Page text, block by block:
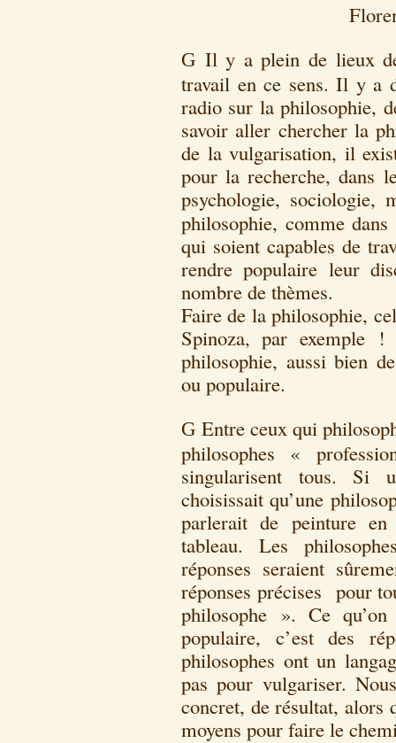
G Il y a plein de lieux
travail en ce sens. Il y a
radio sur la philosophie,
savoir aller chercher la
de la vulgarisation, il
pour la recherche, dans
psychologie, sociologie,
philosophie, comme
qui soient capables de
rendre populaire leur
nombre de thèmes.
Faire de la philosophie,
Spinoza, par exemple
philosophie, aussi bien
ou populaire.
G Entre ceux qui
philosophes «
singularisent tous. Si
choisissait qu’une
parlerait de peinture
tableau. Les
réponses seraient
réponses précises pour
philosophe ». Ce
populaire, c’est des
philosophes ont un
pas pour vulgariser.
concret, de résultat, alors
moyens pour faire le